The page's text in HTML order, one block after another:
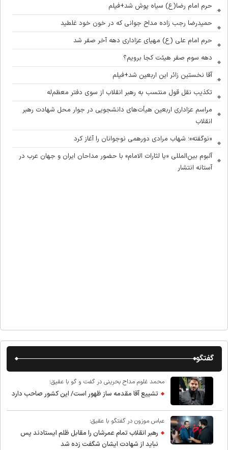
حرم امام رضا(ع) سیاه پوش شد+فیلم
حمیدرضا رجب زاده مداح جوانی که در خون خود غلطید
حرم امام علی (ع) مهیای عزاداری دهه آخر صفر شد
دهه سوم صفر هیئت کجا برویم؟
آقا نخستین زائر این اربعین شد+فیلم
تکذیب نقل قول منتسب به رهبر انقلاب از سوی دفتر معظم‌له
مراسم عزاداری اربعین هیأت‌های دانشجویی در جوار محل شهادت رهبر
انقلاب
«نوگفته»؛ شهاب مرادی دورهمی نوجوانان را آغاز کرد
آلبوم بین‌المللی «یا لثارات الامام» با حضور مداحان ایران و جهان عرب در
آستانه انتشار
گفتگو
محمد غلوم مداح بحرینی در گفت و گو با عقیق:
تشییع آقا مقدمه ساز ظهور است/ این کشور صاحب دارد
عباس موزون در گفتگو با عقیق:
رهبر انقلاب تمام عمرشان را مقابل ظلم ایستادند پس
نباید از شهادت ایشان شگفت زده شد